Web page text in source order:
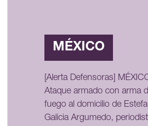
MÉXICO
[Alerta Defensoras]
Ataque armado con arma
fuego al domicilio de
Galicia Argumedo,